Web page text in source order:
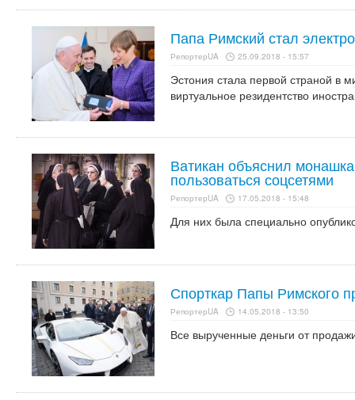
Папа Римский стал
РепортерUA 25.09.2018 - 15:57
Эстония стала первой страной в
виртуальное резидентство
Ватикан объяснил
пользоваться соцсетями
РепортерUA 17.05.2018 - 15:48
Для них была специально
Спорткар Папы Римского
РепортерUA 14.05.2018 - 13:50
Все вырученные деньги от